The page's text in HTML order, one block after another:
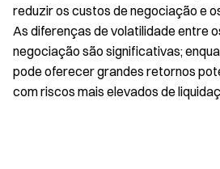
reduzir os custos de negociação e
As diferenças de volatilidade entre
negociação são significativas;
pode oferecer grandes retornos
com riscos mais elevados de